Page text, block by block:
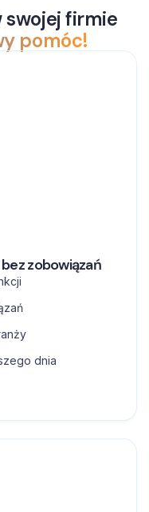
swojej firmie
pomóc!
zobowiązań
dnia